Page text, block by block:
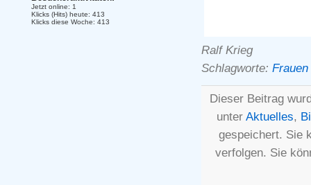
Ralf Krieg
Schlagworte:
Dieser Beitrag
unter Aktuelles,
gespeichert. Sie
verfolgen. Sie
Jetzt online: 1
Klicks (Hits) heute: 413
Klicks diese Woche: 413